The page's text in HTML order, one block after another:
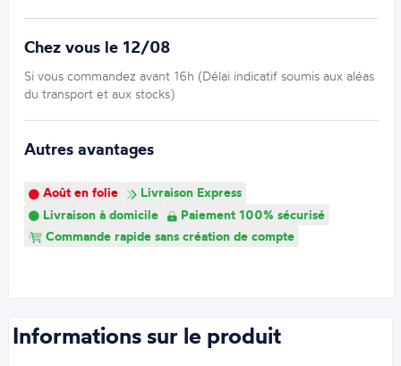
Chez vous le 12/08
Si vous commandez avant 16h (Délai indicatif soumis aux aléas
du transport et aux stocks)
Autres avantages
Août en folie
Livraison Express
Livraison à domicile
Paiement 100% sécurisé
Commande rapide sans création de compte
Informations sur le produit